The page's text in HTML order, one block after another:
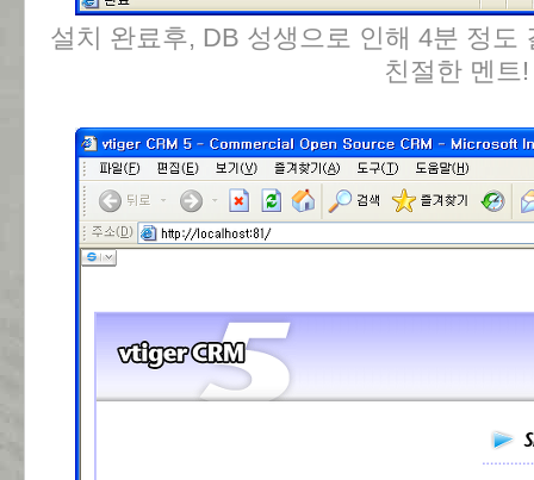
설치 완료후, DB 성생으로 인해 4분 정도
친절한 멘트!